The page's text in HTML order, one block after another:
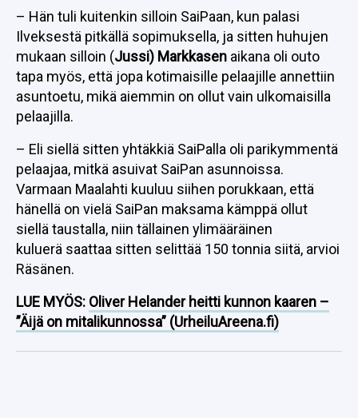
– Hän tuli kuitenkin silloin SaiPaan, kun palasi
Ilveksestä pitkällä sopimuksella, ja sitten huhujen
mukaan silloin (Jussi) Markkasen aikana oli outo
tapa myös, että jopa kotimaisille pelaajille annettiin
asuntoetu, mikä aiemmin on ollut vain ulkomaisilla
pelaajilla.
– Eli siellä sitten yhtäkkiä SaiPalla oli parikymmentä
pelaajaa, mitkä asuivat SaiPan asunnoissa.
Varmaan Maalahti kuuluu siihen porukkaan, että
hänellä on vielä SaiPan maksama kämppä ollut
siellä taustalla, niin tällainen ylimääräinen
kuluerä saattaa sitten selittää 150 tonnia siitä, arvioi
Räsänen.
LUE MYÖS: Oliver Helander heitti kunnon kaaren –
”Äijä on mitalikunnossa” (UrheiluAreena.fi)